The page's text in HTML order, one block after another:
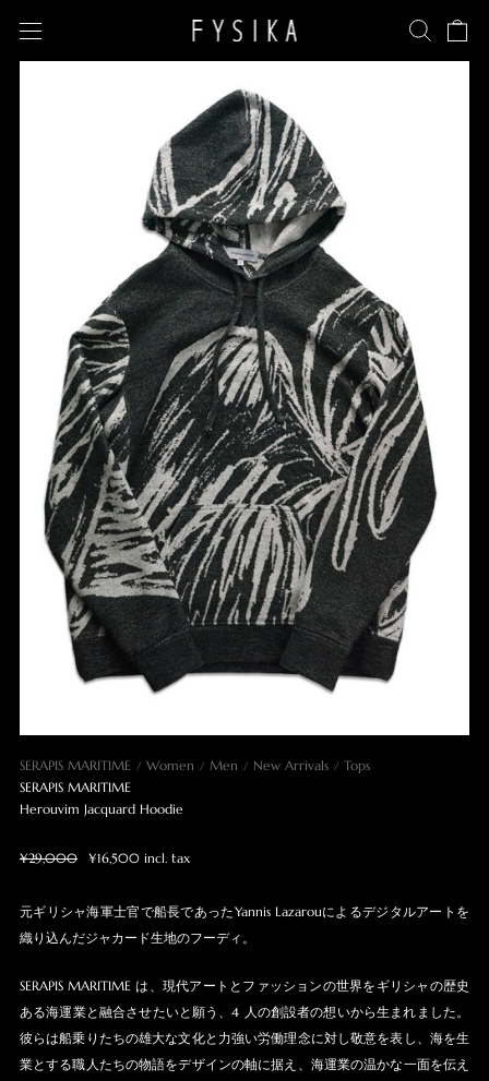
SERAPIS MARITIME Women Men New Arrivals
Tops
SERAPIS MARITIME
Herouvim Jacquard Hoodie
¥29,000 ¥16,500 incl. tax
元ギリシャ海軍士官で船長であったYannis Lazarouによるデジタルアートを
織り込んだジャカード生地のフーディ。
SERAPIS MARITIME は、現代アートとファッションの世界をギリシャの歴史
ある海運業と融合させたいと願う、4 人の創設者の想いから生まれました。
彼らは船乗りたちの雄大な文化と力強い労働理念に対し敬意を表し、海を生
業とする職人たちの物語をデザインの軸に据え、海運業の温かな一面を伝え